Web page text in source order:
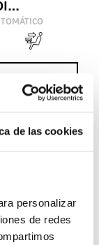
de las cookies
personalizar
de redes
TODOTERRENO 2.0 35 TDI S TRONIC ADRENALIN 150 5P
VO